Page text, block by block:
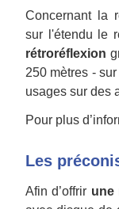
Concernant la
sur l'étendu le
rétroréflexion
250 mètres -
usages sur des
Pour plus
Les
Afin d’offrir une